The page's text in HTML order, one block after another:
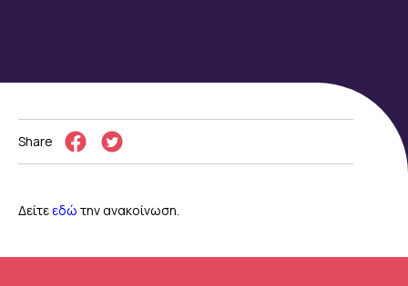
Share
Δείτεεδώ την ανακοίνωση.